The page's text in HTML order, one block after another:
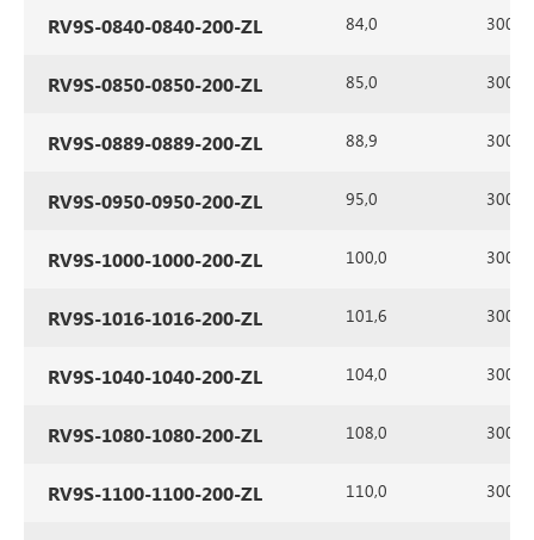
RV9S-0840-0840-200-ZL 84,0 300
RV9S-0850-0850-200-ZL 85,0 300
RV9S-0889-0889-200-ZL 88,9 300
RV9S-0950-0950-200-ZL 95,0 300
RV9S-1000-1000-200-ZL 100,0 300
RV9S-1016-1016-200-ZL 101,6 300
RV9S-1040-1040-200-ZL 104,0 300
RV9S-1080-1080-200-ZL 108,0 300
RV9S-1100-1100-200-ZL 110,0 300